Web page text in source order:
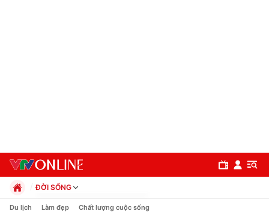
ĐỜI SỐNG
Chính trị
Du lịch Làm đẹp Chất lượng cuộc sống